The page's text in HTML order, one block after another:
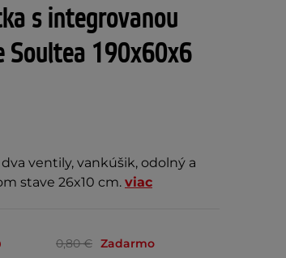
s integrovanou
Soultea 190x60x6
ventily, vankúšik, odolný a
stave 26x10 cm. viac
0,80 € Zadarmo